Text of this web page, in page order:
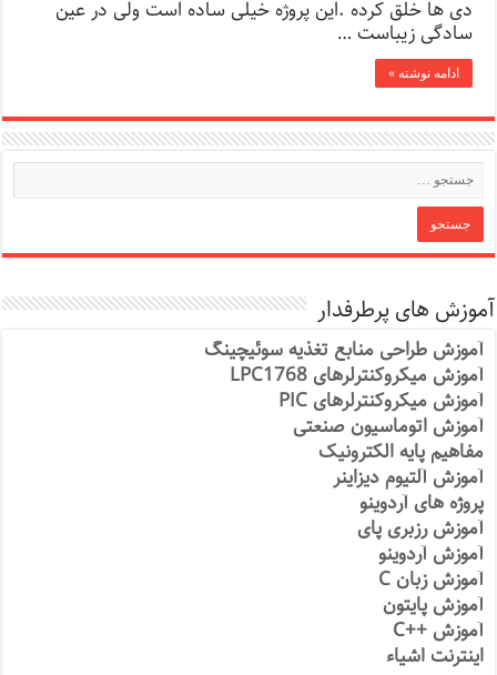
دی ها خلق کرده .این پروژه خیلی ساده است ولی در عین
سادگی زیباست …
ادامه نوشته »
آموزش های پرطرفدار
آموزش طراحی منابع تغذیه سوئیچینگ
آموزش میکروکنترلرهای LPC1768
آموزش میکروکنترلرهای PIC
آموزش اتوماسیون صنعتی
مفاهیم پایه الکترونیک
آموزش آلتیوم دیزاینر
پروژه های آردوینو
آموزش رزبری پای
آموزش آردوینو
آموزش زبان C
آموزش پایتون
آموزش ++C
اینترنت اشیاء